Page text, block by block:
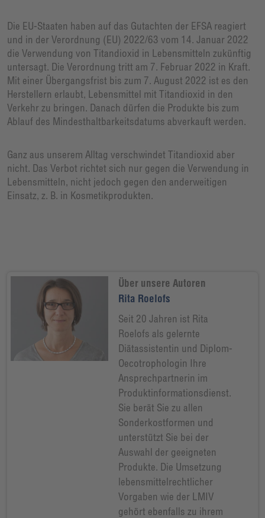
Die EU-Staaten haben auf das Gutachten der EFSA reagiert
und in der Verordnung (EU) 2022/63 vom 14. Januar 2022
die Verwendung von Titandioxid in Lebensmitteln zukünftig
untersagt. Die Verordnung tritt am 7. Februar 2022 in Kraft.
Mit einer Übergangsfrist bis zum 7. August 2022 ist es den
Herstellern erlaubt, Lebensmittel mit Titandioxid in den
Verkehr zu bringen. Danach dürfen die Produkte bis zum
Ablauf des Mindesthaltbarkeitsdatums abverkauft werden.
Ganz aus unserem Alltag verschwindet Titandioxid aber
nicht. Das Verbot richtet sich nur gegen die Verwendung in
Lebensmitteln, nicht jedoch gegen den anderweitigen
Einsatz, z. B. in Kosmetikprodukten.
Über unsere Autoren
Rita Roelofs
Seit 20 Jahren ist Rita
Roelofs als gelernte
Diätassistentin und Diplom-
Oecotrophologin Ihre
Ansprechpartnerin im
Produktinformationsdienst.
Sie berät Sie zu allen
Sonderkostformen und
unterstützt Sie bei der
Auswahl der geeigneten
Produkte. Die Umsetzung
lebensmittelrechtlicher
Vorgaben wie der LMIV
gehört ebenfalls zu ihrem